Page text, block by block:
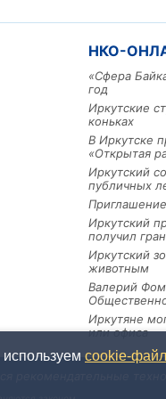
НКО-
«Сфера
год
Иркутские
коньках
В Иркутске
«Открытая
Иркутский
публичных
Иркутский
получил
Иркутский
животным
Валерий
Иркутяне
или офиса
рекомендательные
cookie-